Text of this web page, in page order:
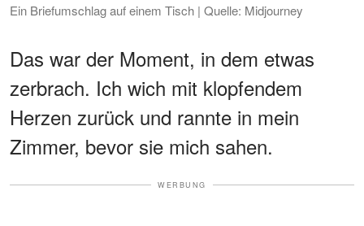
Ein Briefumschlag auf einem Tisch | Quelle: Midjourney
Das war der Moment, in dem etwas
zerbrach. Ich wich mit klopfendem
Herzen zurück und rannte in mein
Zimmer, bevor sie mich sahen.
WERBUNG